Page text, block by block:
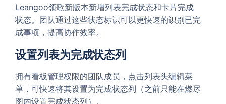
Leangoo领歌新版本新增列表完成状态和卡片完成
状态。团队通过这些状态标识可以更快速的识别已完
成事项，提高协作效率。
设置列表为完成状态列
拥有看板管理权限的团队成员，点击列表头编辑菜
单，可快速将其设置为完成状态列（之前只能在燃尽
图内设置完成状态列）。